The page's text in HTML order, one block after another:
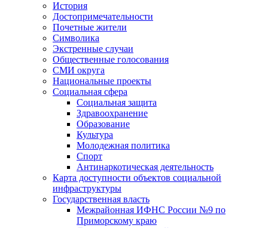
История
Достопримечательности
Почетные жители
Символика
Экстренные случаи
Общественные голосования
СМИ округа
Национальные проекты
Социальная сфера
Социальная защита
Здравоохранение
Образование
Культура
Молодежная политика
Спорт
Антинаркотическая деятельность
Карта доступности объектов социальной
инфраструктуры
Государственная власть
Межрайонная ИФНС России №9 по
Приморскому краю